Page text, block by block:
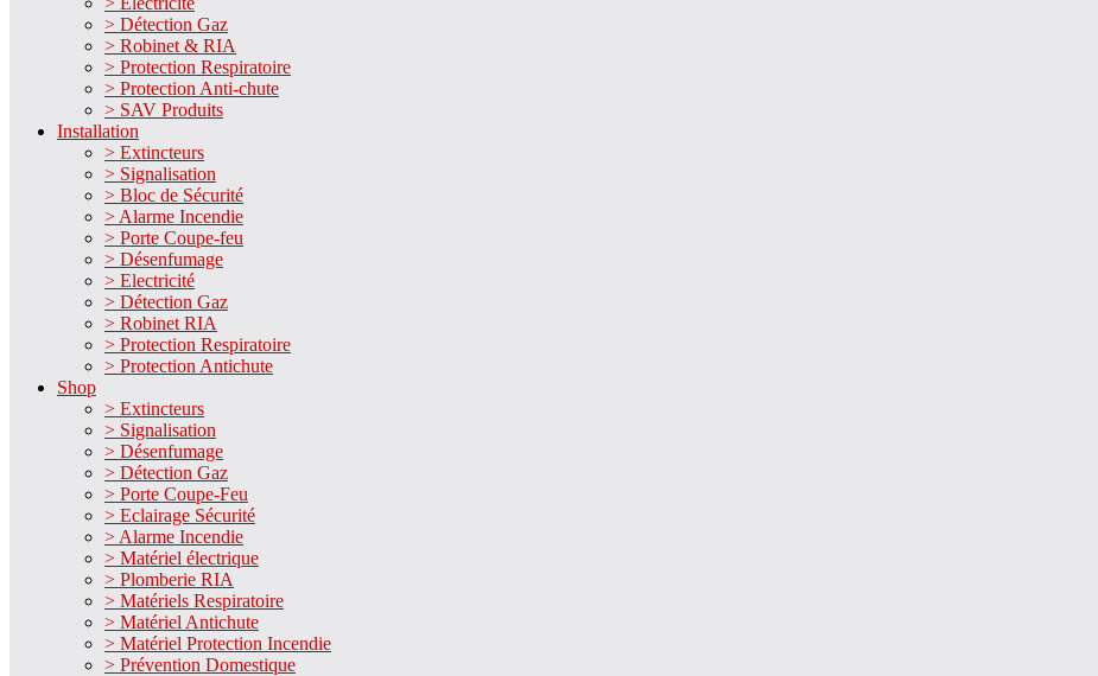
> Détection Gaz
> Robinet & RIA
> Protection Respiratoire
> Protection Anti-chute
> SAV Produits
Installation
> Extincteurs
> Signalisation
> Bloc de Sécurité
> Alarme Incendie
> Porte Coupe-feu
> Désenfumage
> Electricité
> Détection Gaz
> Robinet RIA
> Protection Respiratoire
> Protection Antichute
Shop
> Extincteurs
> Signalisation
> Désenfumage
> Détection Gaz
> Porte Coupe-Feu
> Eclairage Sécurité
> Alarme Incendie
> Matériel électrique
> Plomberie RIA
> Matériels Respiratoire
> Matériel Antichute
> Matériel Protection Incendie
> Prévention Domestique